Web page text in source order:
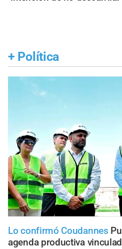
+ Política
Lo confirmó Coudannes
agenda productiva